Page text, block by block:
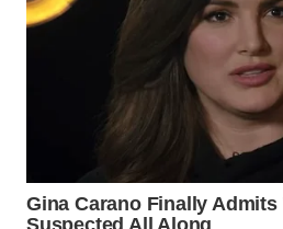
SUKABUMI
WN
PURWAKARTA